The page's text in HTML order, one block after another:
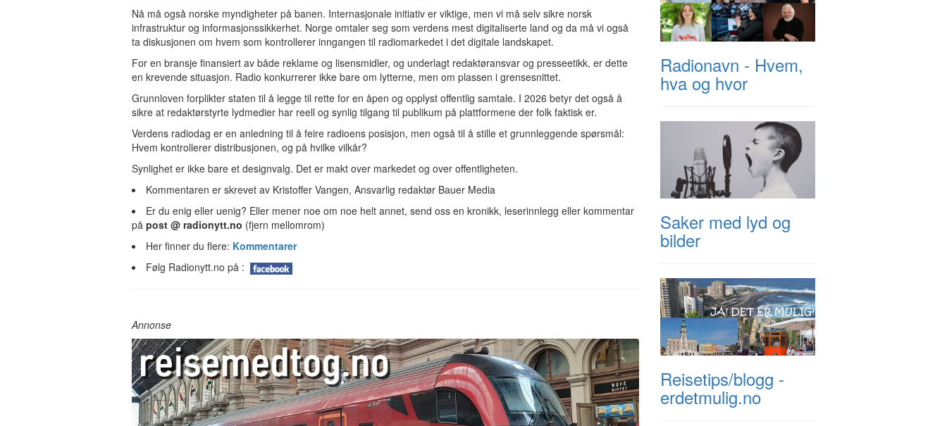
Nå må også norske myndigheter på banen. Internasjonale initiativ er viktige, men vi må selv sikre norsk
infrastruktur og informasjonssikkerhet. Norge omtaler seg som verdens mest digitaliserte land og da må vi også
ta diskusjonen om hvem som kontrollerer inngangen til radiomarkedet i det digitale landskapet.
For en bransje finansiert av både reklame og lisensmidler, og underlagt redaktøransvar og presseetikk, er dette
en krevende situasjon. Radio konkurrerer ikke bare om lytterne, men om plassen i grensesnittet.
Grunnloven forplikter staten til å legge til rette for en åpen og opplyst offentlig samtale. I 2026 betyr det også å
sikre at redaktørstyrte lydmedier har reell og synlig tilgang til publikum på plattformene der folk faktisk er.
Verdens radiodag er en anledning til å feire radioens posisjon, men også til å stille et grunnleggende spørsmål:
Hvem kontrollerer distribusjonen, og på hvilke vilkår?
Synlighet er ikke bare et designvalg. Det er makt over markedet og over offentligheten.
Kommentaren er skrevet av Kristoffer Vangen, Ansvarlig redaktør Bauer Media
Er du enig eller uenig? Eller mener noe om noe helt annet, send oss en kronikk, leserinnlegg eller kommentar
på post @ radionytt.no (fjern mellomrom)
Her finner du flere: Kommentarer
Følg Radionytt.no på :
Annonse
Radionavn - Hvem,
hva og hvor
Saker med lyd og
bilder
Reisetips/blogg -
erdetmulig.no